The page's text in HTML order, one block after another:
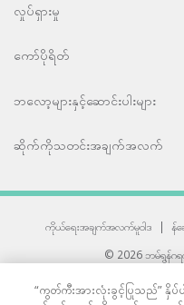
လှုပ်ရှားမှု
ကော်ပိုရိတ်
ဘလော့များနှင့်ဆောင်းပါးများ
ဆိုက်ကိုသတင်းအချက်အလက်
ကိုယ်ရေးအချက်အလက်မူဝါဒ | န်ဆ
© 2026 ဘမ်ရွန်ဂရ
“ကွတ်ကီးအားလုံးခွင့်ပြုသည်”